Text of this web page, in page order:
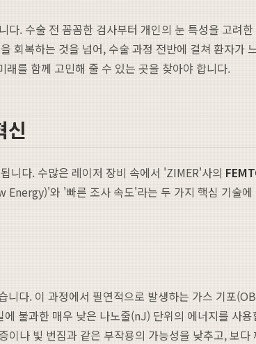
. 수술 전 꼼꼼한 검사부터 개인의 눈 특성을 고려
회복하는 것을 넘어, 수술 과정 전반에 걸쳐 환자가
를 함께 고민해 줄 수 있는 곳을 찾아야 합니다.
신
니다. 수많은 레이저 장비 속에서 'ZIMER'사의
와 '빠른 조사 속도'라는 두 가지 핵심 기술
니다. 이 과정에서 필연적으로 발생하는 가스 기포
불과한 매우 낮은 나노줄(nJ) 단위의 에너지를 사
나 빛 번짐과 같은 부작용의 가능성을 낮추고, 보